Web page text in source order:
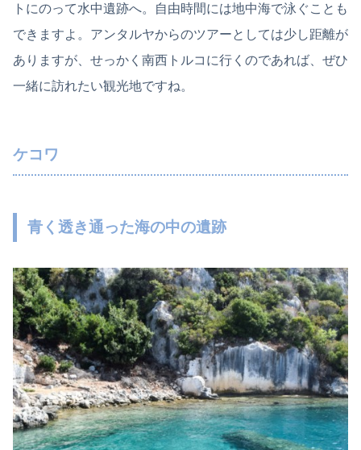
トにのって水中遺跡へ。自由時間には地中海で泳ぐことも
できますよ。アンタルヤからのツアーとしては少し距離が
ありますが、せっかく南西トルコに行くのであれば、ぜひ
一緒に訪れたい観光地ですね。
ケコワ
青く透き通った海の中の遺跡